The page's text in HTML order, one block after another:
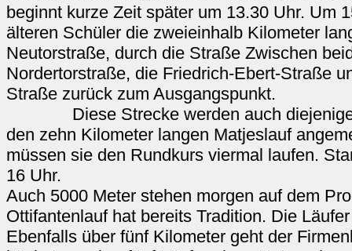
beginnt kurze Zeit später um 13.30 Uhr. Um
älteren Schüler die zweieinhalb Kilometer
Neutorstraße, durch die Straße Zwischen
Nordertorstraße, die Friedrich-Ebert-Straße
Straße zurück zum Ausgangspunkt.
Diese Strecke werden auch diejenigen
den zehn Kilometer langen Matjeslauf
müssen sie den Rundkurs viermal laufen.
16 Uhr.
Auch 5000 Meter stehen morgen auf dem
Ottifantenlauf hat bereits Tradition. Die
Ebenfalls über fünf Kilometer geht der